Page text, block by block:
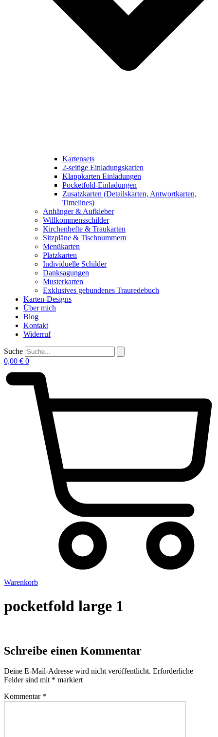
Kartensets
2-seitige Einladungskarten
Klappkarten Einladungen
Pocketfold-Einladungen
Zusatzkarten (Detailskarten, Antwortkarten,
Timelines)
Anhänger & Aufkleber
Willkommensschilder
Kirchenhefte & Traukarten
Sitzpläne & Tischnummern
Menükarten
Platzkarten
Individuelle Schilder
Danksagungen
Musterkarten
Exklusives gebundenes Trauredebuch
Karten-Designs
Über mich
Blog
Kontakt
Widerruf
Suche
0,00 € 0
Warenkorb
pocketfold large 1
Schreibe einen Kommentar
Deine E-Mail-Adresse wird nicht veröffentlicht. Erforderliche
Felder sind mit * markiert
Kommentar *